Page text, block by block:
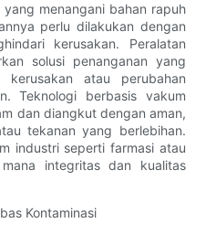
menangani bahan rapuh
perlu dilakukan dengan
kerusakan. Peralatan
solusi penanganan yang
kerusakan atau perubahan
Teknologi berbasis vakum
dan diangkut dengan aman,
tekanan yang berlebihan.
industri seperti farmasi atau
integritas dan kualitas
Kontaminasi